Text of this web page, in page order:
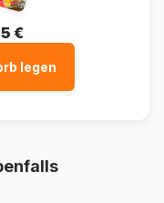
€
legen